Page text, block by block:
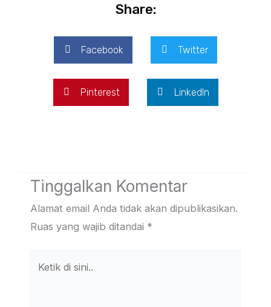
Share:
Facebook Twitter
Pinterest LinkedIn
Tinggalkan Komentar
Alamat email Anda tidak akan dipublikasikan.
Ruas yang wajib ditandai *